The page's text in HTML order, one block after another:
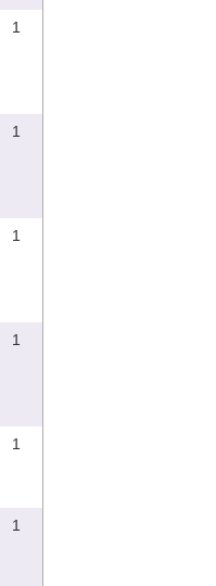
1
1
1
1
1
1